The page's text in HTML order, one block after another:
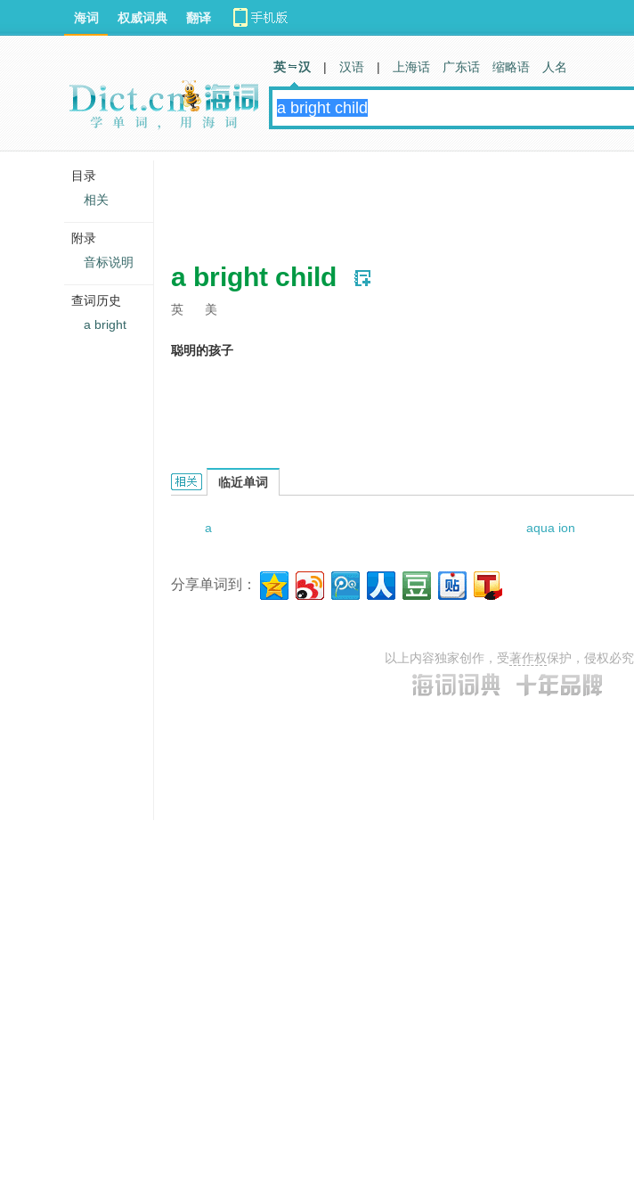
a bright child
英 美
聪明的孩子
a bright child的相关资料：
临近单词
a aqua ion
分享单词到：
以上内容独家创作，受著作权保护，侵权必究
海词 权威词典 翻译
英 汉 | 汉语 | 上海话 广东话 缩略语 人名
目录
相关
附录
音标说明
查词历史
a bright